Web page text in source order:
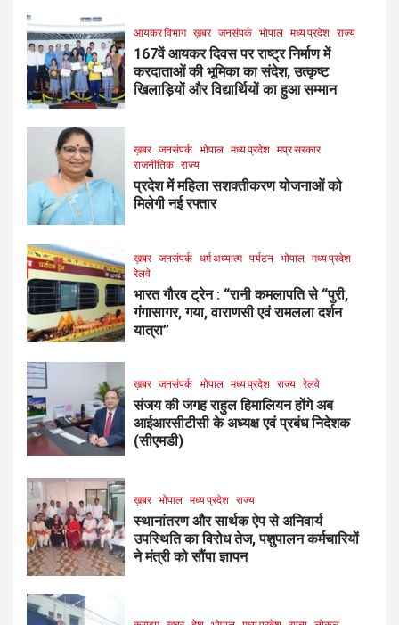
आयकर विभाग ख़बर जनसंपर्क भोपाल मध्य प्रदेश राज्य
167वें आयकर दिवस पर राष्ट्र निर्माण में
करदाताओं की भूमिका का संदेश, उत्कृष्ट
खिलाड़ियों और विद्यार्थियों का हुआ सम्मान
ख़बर जनसंपर्क भोपाल मध्य प्रदेश मप्र सरकार
राजनीतिक राज्य
प्रदेश में महिला सशक्तीकरण योजनाओं को
मिलेगी नई रफ्तार
ख़बर जनसंपर्क धर्म अध्यात्म पर्यटन भोपाल मध्य प्रदेश
रेलवे
भारत गौरव ट्रेन : “रानी कमलापति से “पुरी,
गंगासागर, गया, वाराणसी एवं रामलला दर्शन
यात्रा”
ख़बर जनसंपर्क भोपाल मध्य प्रदेश राज्य रेलवे
संजय की जगह राहुल हिमालियन होंगे अब
आईआरसीटीसी के अध्यक्ष एवं प्रबंध निदेशक
(सीएमडी)
ख़बर भोपाल मध्य प्रदेश राज्य
स्थानांतरण और सार्थक ऐप से अनिवार्य
उपस्थिति का विरोध तेज, पशुपालन कर्मचारियों
ने मंत्री को सौंपा ज्ञापन